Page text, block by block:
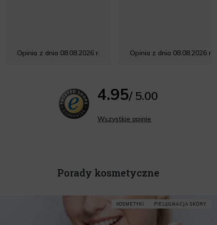
Opinia z dnia 08.08.2026 r. Opinia z dnia 08.08.2026 r.
4.95/ 5.00
Wszystkie opinie
Porady kosmetyczne
KOSMETYKI PIELĘGNACJA SKÓRY